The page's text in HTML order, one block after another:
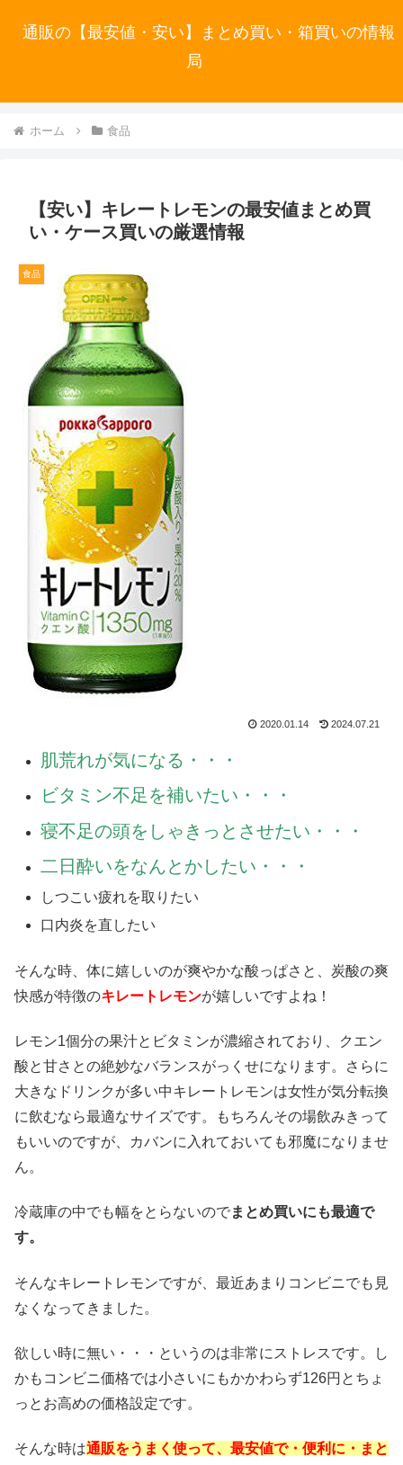
通販の【最安値・安い】まとめ買い・箱買いの情報
局
ホーム 食品
【安い】キレートレモンの最安値まとめ買
い・ケース買いの厳選情報
食品
2020.01.14 2024.07.21
肌荒れが気になる・・・
ビタミン不足を補いたい・・・
寝不足の頭をしゃきっとさせたい・・・
二日酔いをなんとかしたい・・・
しつこい疲れを取りたい
口内炎を直したい
そんな時、体に嬉しいのが爽やかな酸っぱさと、炭酸の爽
快感が特徴のキレートレモンが嬉しいですよね！
レモン1個分の果汁とビタミンが濃縮されており、クエン
酸と甘さとの絶妙なバランスがっくせになります。さらに
大きなドリンクが多い中キレートレモンは女性が気分転換
に飲むなら最適なサイズです。もちろんその場飲みきって
もいいのですが、カバンに入れておいても邪魔になりませ
ん。
冷蔵庫の中でも幅をとらないのでまとめ買いにも最適で
す。
そんなキレートレモンですが、最近あまりコンビニでも見
なくなってきました。
欲しい時に無い・・・というのは非常にストレスです。し
かもコンビニ価格では小さいにもかかわらず126円とちょ
っとお高めの価格設定です。
そんな時は通販をうまく使って、最安値で・便利に・まと